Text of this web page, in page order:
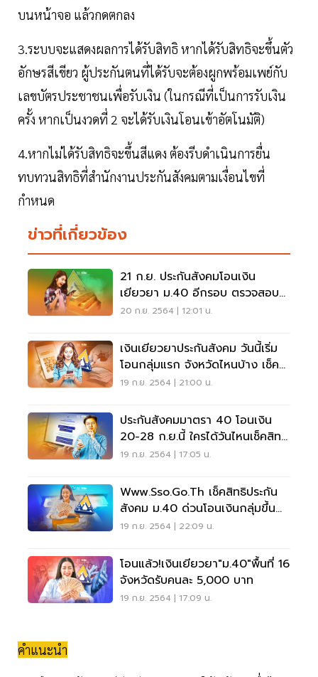
บนหน้าจอ แล้วกดตกลง
3.ระบบจะแสดงผลการได้รับสิทธิ หากได้รับสิทธิจะขึ้นตัว
อักษรสีเขียว ผู้ประกันตนที่ได้รับจะต้องผูกพร้อมเพย์กับ
เลขบัตรประชาชนเพื่อรับเงิน (ในกรณีที่เป็นการรับเงิน
ครั้ง หากเป็นงวดที่ 2 จะได้รับเงินโอนเข้าอัตโนมัติ)
4.หากไม่ได้รับสิทธิจะขึ้นสีแดง ต้องรีบดำเนินการยื่น
ทบทวนสิทธิที่สำนักงานประกันสังคมตามเงื่อนไขที่
กำหนด
ข่าวที่เกี่ยวข้อง
21 ก.ย. ประกันสังคมโอนเงิน
เยียวยา ม.40 อีกรอบ ตรวจสอบ
สิทธิ์ล่าสุด
20 ก.ย. 2564 | 12:01 น.
เงินเยียวยาประกันสังคม วันนี้เริ่ม
โอนกลุ่มแรก จังหวัดไหนบ้าง เช็คที่
นี่
19 ก.ย. 2564 | 21:00 น.
ประกันสังคมมาตรา 40 โอนเงิน
20-28 ก.ย.นี้ ใครได้วันไหนเช็คสิทธิ
ได้ที่นี่
19 ก.ย. 2564 | 17:05 น.
Www.sso.go.th เช็คสิทธิประกัน
สังคม ม.40 ด่วนโอนเงินกลุ่มขึ้น
ทะเบียนใหม่ 16 จังหวัด
19 ก.ย. 2564 | 22:09 น.
โอนแล้ว!เงินเยียวยา"ม.40"พื้นที่ 16
จังหวัดรับคนละ 5,000 บาท
19 ก.ย. 2564 | 17:09 น.
คำแนะนำ